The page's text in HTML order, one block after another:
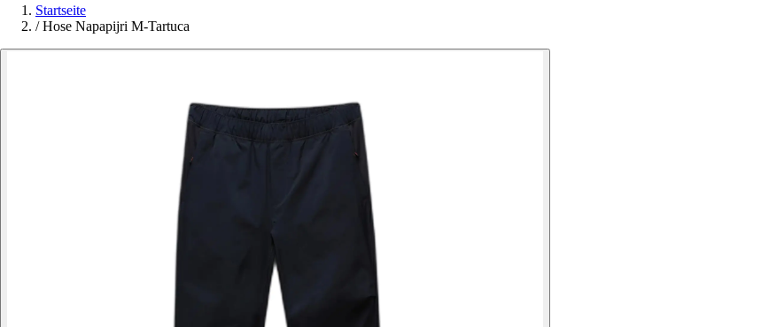
Startseite
/ Hose Napapijri M-Tartuca